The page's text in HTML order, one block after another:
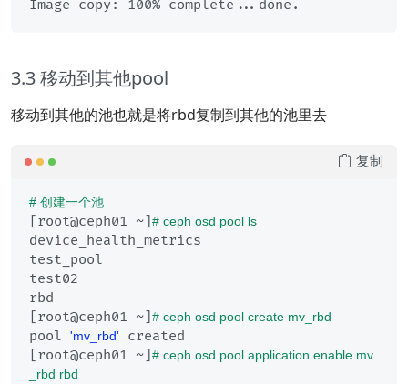
3.3 移动到其他pool
移动到其他的池也就是将rbd复制到其他的池里去
# 创建一个池
[root@ceph01 ~] # ceph osd pool ls
device_health_metrics
test_pool
test02
rbd
[root@ceph01 ~] # ceph osd pool create mv_rbd
pool 'mv_rbd'
created
[root@ceph01 ~] # ceph osd pool application enable mv
_rbd rbd
复制